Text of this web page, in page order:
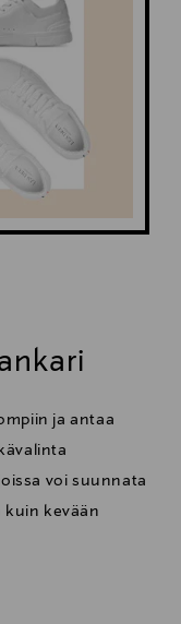
ja antaa
voi suunnata
kevään